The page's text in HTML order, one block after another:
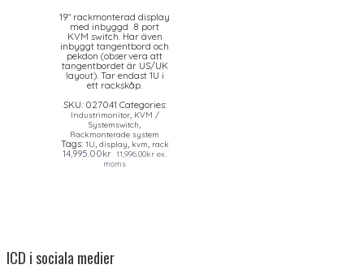
19″ rackmonterad display
med inbyggd 8 port
KVM switch. Har även
inbyggt tangentbord och
pekdon (observera att
tangentbordet är US/UK
layout). Tar endast 1U i
ett rackskåp.
SKU: 027041 Categories:
Industrimonitor, KVM /
Systemswitch
Rackmonterade system
Tags: 1U display kvm rack
14,995.00kr 11,996.00kr ex.
moms
ICD i sociala medier